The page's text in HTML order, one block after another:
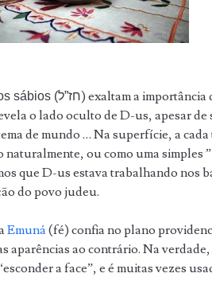
Os nossos sábios (חז”ל) exaltam a importância
o lado oculto de D-us, apesar de
de mundo … Na superfície, a
naturalmente, ou como uma simples
que D-us estava trabalhando nos
do povo judeu.
Emuná(fé) confia no plano
aparências ao contrário. Na
a face”, e é muitas vezes